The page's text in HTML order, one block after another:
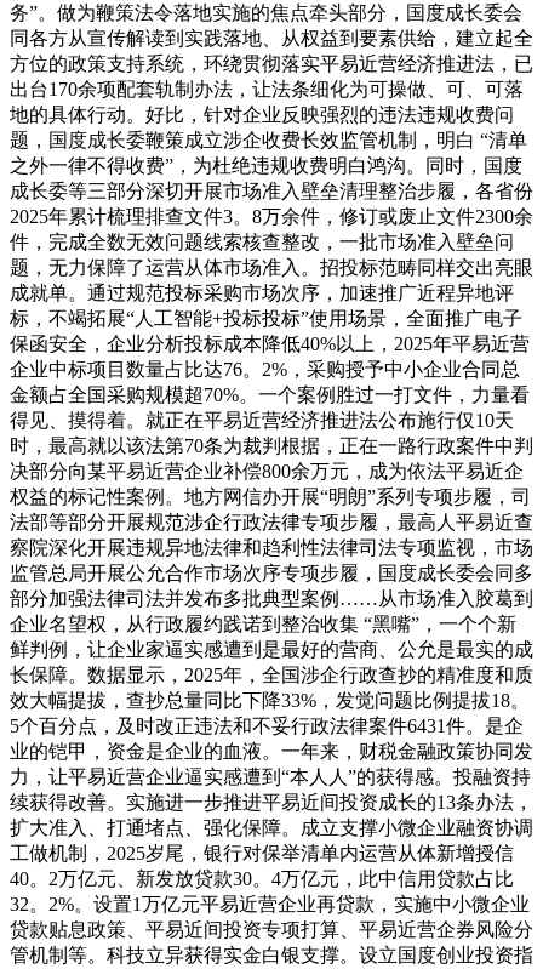
务”。做为鞭策法令落地实施的焦点牵头部分，国度成长委会
同各方从宣传解读到实践落地、从权益到要素供给，建立起全
方位的政策支持系统，环绕贯彻落实平易近营经济推进法，已
出台170余项配套轨制办法，让法条细化为可操做、可、可落
地的具体行动。好比，针对企业反映强烈的违法违规收费问
题，国度成长委鞭策成立涉企收费长效监管机制，明白 “清单
之外一律不得收费”，为杜绝违规收费明白鸿沟。同时，国度
成长委等三部分深切开展市场准入壁垒清理整治步履，各省份
2025年累计梳理排查文件3。8万余件，修订或废止文件2300余
件，完成全数无效问题线索核查整改，一批市场准入壁垒问
题，无力保障了运营从体市场准入。招投标范畴同样交出亮眼
成就单。通过规范投标采购市场次序，加速推广近程异地评
标，不竭拓展“人工智能+投标投标”使用场景，全面推广电子
保函安全，企业分析投标成本降低40%以上，2025年平易近营
企业中标项目数量占比达76。2%，采购授予中小企业合同总
金额占全国采购规模超70%。一个案例胜过一打文件，力量看
得见、摸得着。就正在平易近营经济推进法公布施行仅10天
时，最高就以该法第70条为裁判根据，正在一路行政案件中判
决部分向某平易近营企业补偿800余万元，成为依法平易近企
权益的标记性案例。地方网信办开展“明朗”系列专项步履，司
法部等部分开展规范涉企行政法律专项步履，最高人平易近查
察院深化开展违规异地法律和趋利性法律司法专项监视，市场
监管总局开展公允合作市场次序专项步履，国度成长委会同多
部分加强法律司法并发布多批典型案例……从市场准入胶葛到
企业名望权，从行政履约践诺到整治收集 “黑嘴”，一个个新
鲜判例，让企业家逼实感遭到是最好的营商、公允是最实的成
长保障。数据显示，2025年，全国涉企行政查抄的精准度和质
效大幅提拔，查抄总量同比下降33%，发觉问题比例提拔18。
5个百分点，及时改正违法和不妥行政法律案件6431件。是企
业的铠甲，资金是企业的血液。一年来，财税金融政策协同发
力，让平易近营企业逼实感遭到“本人人”的获得感。投融资持
续获得改善。实施进一步推进平易近间投资成长的13条办法，
扩大准入、打通堵点、强化保障。成立支撑小微企业融资协调
工做机制，2025岁尾，银行对保举清单内运营从体新增授信
40。2万亿元、新发放贷款30。4万亿元，此中信用贷款占比
32。2%。设置1万亿元平易近营企业再贷款，实施中小微企业
贷款贴息政策、平易近间投资专项打算、平易近营企券风险分
管机制等。科技立异获得实金白银支撑。设立国度创业投资指